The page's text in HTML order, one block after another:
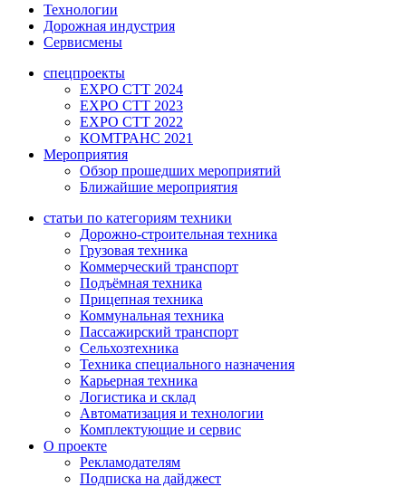
Технологии
Дорожная индустрия
Сервисмены
спецпроекты
EXPO CTT 2024
EXPO CTT 2023
EXPO CTT 2022
КОМТРАНС 2021
Мероприятия
Обзор прошедших мероприятий
Ближайшие мероприятия
статьи по категориям техники
Дорожно-строительная техника
Грузовая техника
Коммерческий транспорт
Подъёмная техника
Прицепная техника
Коммунальная техника
Пассажирский транспорт
Сельхозтехника
Техника специального назначения
Карьерная техника
Логистика и склад
Автоматизация и технологии
Комплектующие и сервис
О проекте
Рекламодателям
Подписка на дайджест